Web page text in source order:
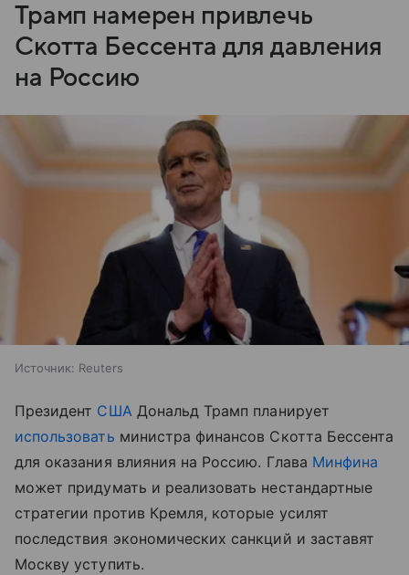
Трамп намерен привлечь
Скотта Бессента для давления
на Россию
Источник: Reuters
Президент СШАДональд Трамп планирует
использовать министра финансов Скотта Бессента
для оказания влияния на Россию. Глава Минфина
может придумать и реализовать нестандартные
стратегии против Кремля, которые усилят
последствия экономических санкций и заставят
Москву уступить.